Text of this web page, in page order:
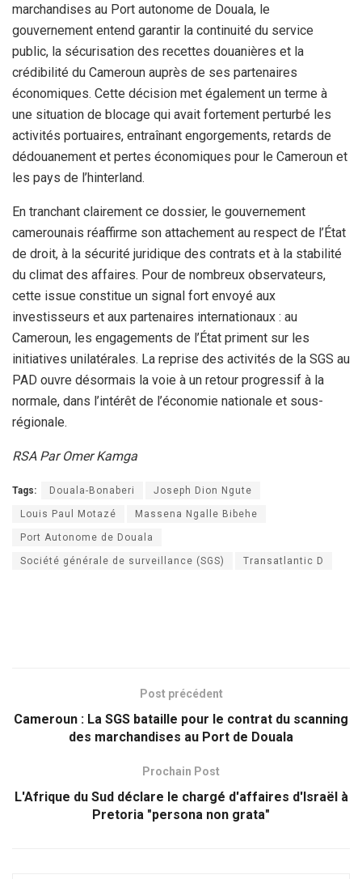
marchandises au Port autonome de Douala, le
gouvernement entend garantir la continuité du service
public, la sécurisation des recettes douanières et la
crédibilité du Cameroun auprès de ses partenaires
économiques. Cette décision met également un terme à
une situation de blocage qui avait fortement perturbé les
activités portuaires, entraînant engorgements, retards de
dédouanement et pertes économiques pour le Cameroun et
les pays de l’hinterland.
En tranchant clairement ce dossier, le gouvernement
camerounais réaffirme son attachement au respect de l’État
de droit, à la sécurité juridique des contrats et à la stabilité
du climat des affaires. Pour de nombreux observateurs,
cette issue constitue un signal fort envoyé aux
investisseurs et aux partenaires internationaux : au
Cameroun, les engagements de l’État priment sur les
initiatives unilatérales. La reprise des activités de la SGS au
PAD ouvre désormais la voie à un retour progressif à la
normale, dans l’intérêt de l’économie nationale et sous-
régionale.
RSA Par Omer Kamga
Tags: Douala-Bonaberi Joseph Dion Ngute
Louis Paul Motazé Massena Ngalle Bibehe
Port Autonome de Douala
Société générale de surveillance (SGS) Transatlantic D
Post précédent
Cameroun : La SGS bataille pour le contrat du scanning
des marchandises au Port de Douala
Prochain Post
L'Afrique du Sud déclare le chargé d'affaires d'Israël à
Pretoria "persona non grata"